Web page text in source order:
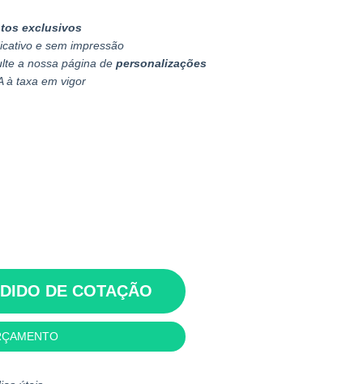
exclusivos
e sem impressão
a nossa página de personalizações
à taxa em vigor
DE COTAÇÃO